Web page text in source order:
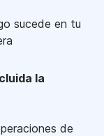
sucede en tu
la
de